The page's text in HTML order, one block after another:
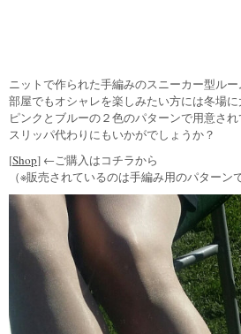
ニットで作られた手編みのスニーカー型ルー
部屋でもオシャレを楽しみたい方には冬場に
ピンクとブルーの２色のパターンで用意され
スリッパ代わりにもいかがでしょうか？
[Shop] ←ご購入はコチラから
（※販売されているのは手編み用のパターン